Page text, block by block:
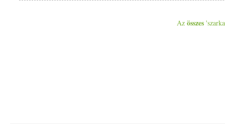
Azösszes